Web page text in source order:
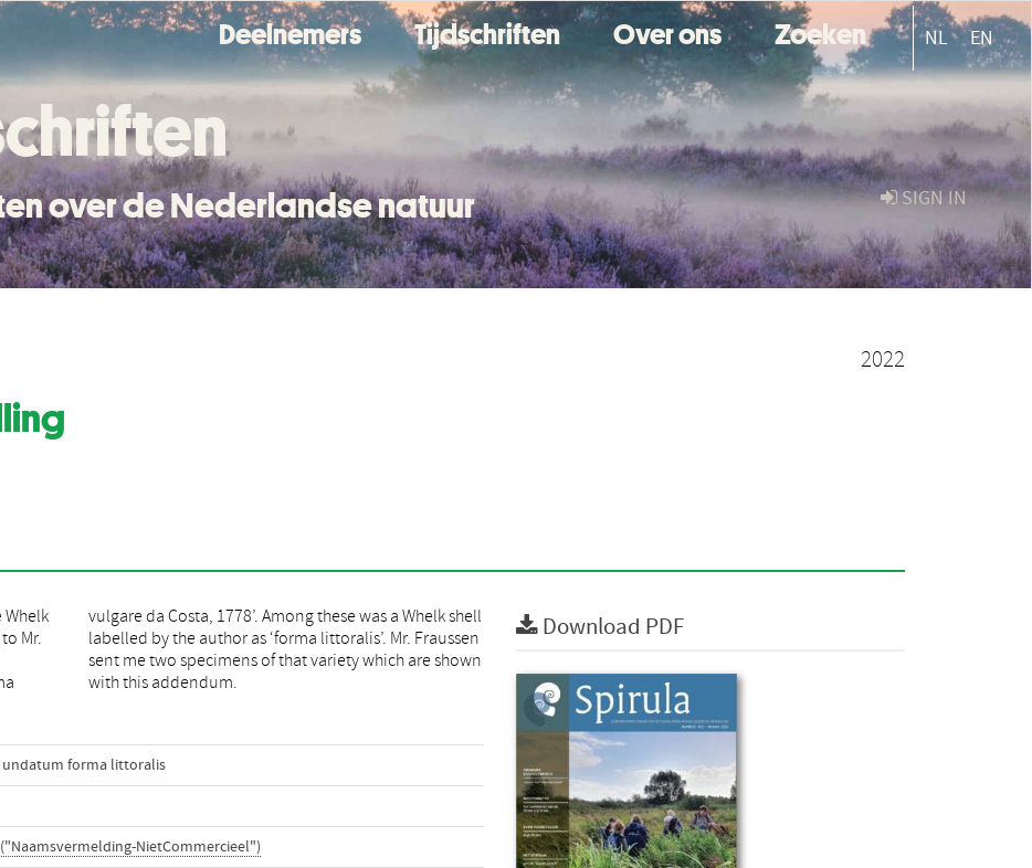
Deelnemers Tijdschriften Over ons Zoeken NL EN
SIGN IN
over de Nederlandse natuur
2022
Mr.
shell
with this addendum.
undatum forma littoralis
("Naamsvermelding-NietCommercieel")
Download PDF